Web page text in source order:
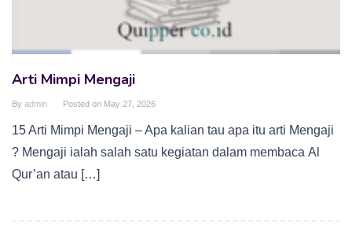
Arti Mimpi Mengaji
By admin Posted on May 27, 2026
15 Arti Mimpi Mengaji – Apa kalian tau apa itu arti Mengaji
? Mengaji ialah salah satu kegiatan dalam membaca Al
Qur’an atau […]